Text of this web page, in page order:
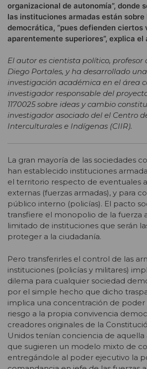
organizacional de autonomía”, donde
las instituciones armadas están
democrática, “pues defienden ciertos
aparentemente superiores”, explica el
El autor es cientista político, profesor
Diego Portales, y ha desarrollado
investigación académica en el área
investigador responsable del
1170025 sobre ideas y cambio
investigador asociado del el Centro
Interculturales e Indígenas (CIIR).
La gran mayoría de las sociedades
han establecido instituciones
el territorio respecto de eventuales
externas (fuerzas armadas), y para
público interno (policías). El pacto
transfiere el monopolio de la fuerza
limitado de instituciones que serán
proteger a la ciudadanía.
Pero transferirles el control de las
instituciones (policías y militares)
dilema para cualquier sociedad
por el simple hecho que dicho
implica una concentración de
riesgo a la propia convivencia
creadores originales de la
Unidos tenían conciencia de
que sugieren un modelo mixto de
entregándole al poder ejecutivo la